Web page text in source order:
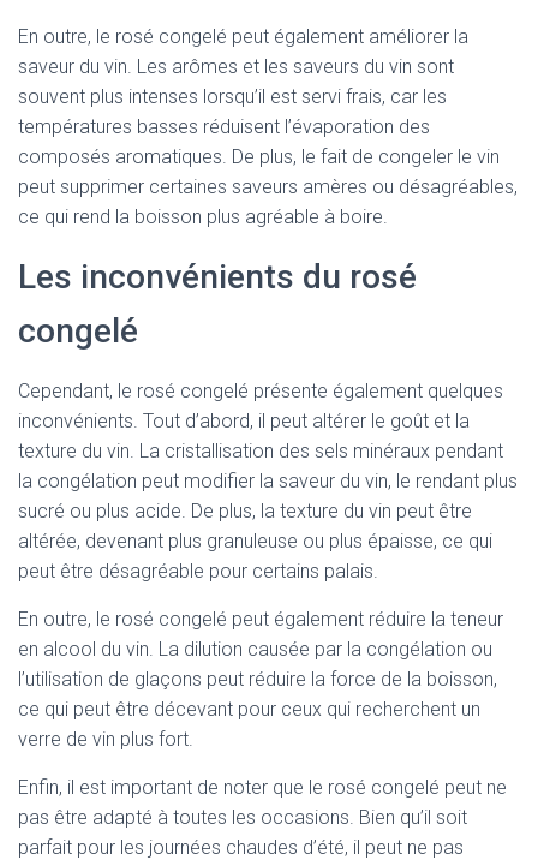
En outre, le rosé congelé peut également améliorer la
saveur du vin. Les arômes et les saveurs du vin sont
souvent plus intenses lorsqu’il est servi frais, car les
températures basses réduisent l’évaporation des
composés aromatiques. De plus, le fait de congeler le vin
peut supprimer certaines saveurs amères ou désagréables,
ce qui rend la boisson plus agréable à boire.
Les inconvénients du rosé
congelé
Cependant, le rosé congelé présente également quelques
inconvénients. Tout d’abord, il peut altérer le goût et la
texture du vin. La cristallisation des sels minéraux pendant
la congélation peut modifier la saveur du vin, le rendant plus
sucré ou plus acide. De plus, la texture du vin peut être
altérée, devenant plus granuleuse ou plus épaisse, ce qui
peut être désagréable pour certains palais.
En outre, le rosé congelé peut également réduire la teneur
en alcool du vin. La dilution causée par la congélation ou
l’utilisation de glaçons peut réduire la force de la boisson,
ce qui peut être décevant pour ceux qui recherchent un
verre de vin plus fort.
Enfin, il est important de noter que le rosé congelé peut ne
pas être adapté à toutes les occasions. Bien qu’il soit
parfait pour les journées chaudes d’été, il peut ne pas